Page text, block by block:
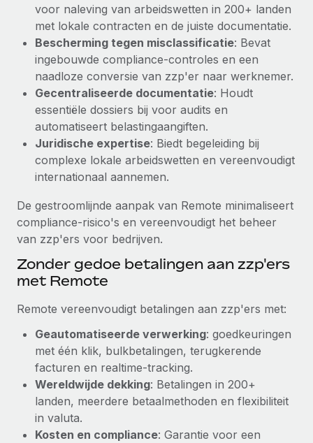
Secundaire arbeidsvoorwaarden
Eenvoudig secundaire arbeidsvoorwaarden
beheren
BLOG
Productupdates van Remote: Gusto- en Xero-
integraties en Contractor Management Plus
te helpen bij het aannemen, beheren en...
Meer informatie
beheert met Remote
Phiture, een toonaangevende leider in de wereldwijde
mobiele groeiadviessector, zet zich sinds 2016...
Meer informatie
voor naleving van arbeidswetten in 200+ landen
met lokale contracten en de juiste documentatie.
Bescherming tegen misclassificatie: Bevat
ingebouwde compliance-controles en een
naadloze conversie van zzp'er naar werknemer.
Gecentraliseerde documentatie: Houdt
essentiële dossiers bij voor audits en
automatiseert belastingaangiften.
Juridische expertise: Biedt begeleiding bij
complexe lokale arbeidswetten en vereenvoudigt
internationaal aannemen.
De gestroomlijnde aanpak van Remote minimaliseert
compliance-risico's en vereenvoudigt het beheer
van zzp'ers voor bedrijven.
Zonder gedoe betalingen aan zzp'ers
met Remote
Remote vereenvoudigt betalingen aan zzp'ers met:
Geautomatiseerde verwerking: goedkeuringen
met één klik, bulkbetalingen, terugkerende
facturen en realtime-tracking.
Wereldwijde dekking: Betalingen in 200+
landen, meerdere betaalmethoden en flexibiliteit
in valuta.
Kosten en compliance: Garantie voor een